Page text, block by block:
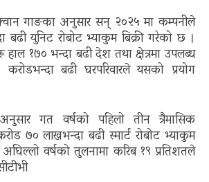
गाङका अनुसार सन् २०२५ मा कम्पनीले
बढी युनिट रोबोट भ्याकुम बिक्री गरेको छ ।
१७० भन्दा बढी देश तथा क्षेत्रमा उपलब्ध
बढी घरपरिवारले यसको प्रयोग
गत वर्षको पहिलो तीन त्रैमासिक
७० लाखभन्दा बढी स्मार्ट रोबोट भ्याकुम
वर्षको तुलनामा करिब १९ प्रतिशतले